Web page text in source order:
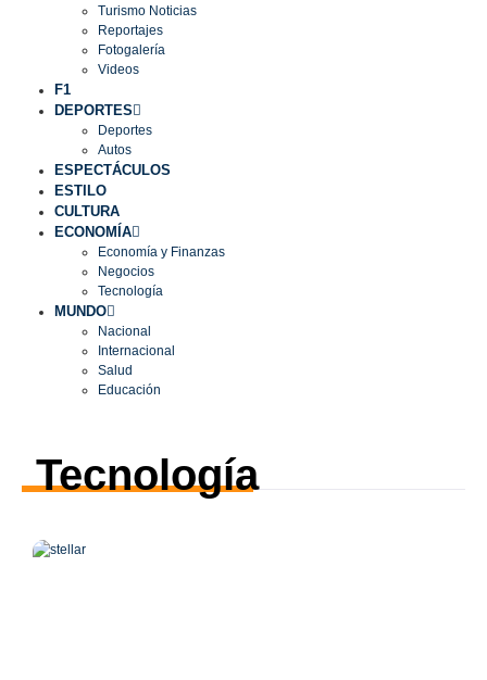
Turismo Noticias
Reportajes
Fotogalería
Videos
F1
DEPORTES
Deportes
Autos
ESPECTÁCULOS
ESTILO
CULTURA
ECONOMÍA
Economía y Finanzas
Negocios
Tecnología
MUNDO
Nacional
Internacional
Salud
Educación
Tecnología